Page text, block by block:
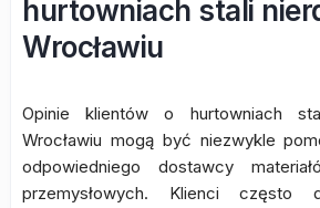
hurtowniach stali
Wrocławiu
Opinie klientów o hurtowniach
Wrocławiu mogą być niezwykle
odpowiedniego dostawcy
przemysłowych. Klienci często